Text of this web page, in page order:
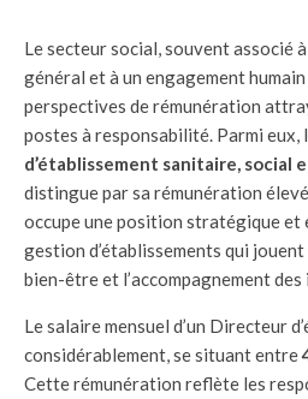
Le secteur social, souvent associé
général et à un engagement
perspectives de rémunération
postes à responsabilité. Parmi eux,
d’établissement sanitaire, social
distingue par sa rémunération
occupe une position stratégique et
gestion d’établissements qui
bien-être et l’accompagnement des
Le salaire mensuel d’un Directeur
considérablement, se situant entre
Cette rémunération reflète les